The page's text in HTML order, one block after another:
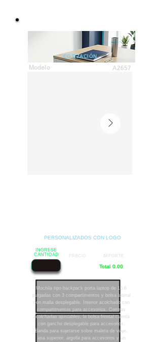
COTIZACIÓN
Modelo A2657
PERSONALIZADOS CON LOGO
INGRESE
CANTIDAD
Total 0.00
IMPORTE
PRECIO
Mochila tipo backpack porta laptop de 15.6
pulgadas con 3 compartimentos y bolsa lateral
con malla desplegable. Interior acolchado con
compartimentos para accesorios. Correas
acolchadas ajustables, la bolsa frontal cuenta
con gancho desplegable para accesorios.
Banda para sujetarse sobre maleta de viaje,
asa superior, argolla para accesorios y un